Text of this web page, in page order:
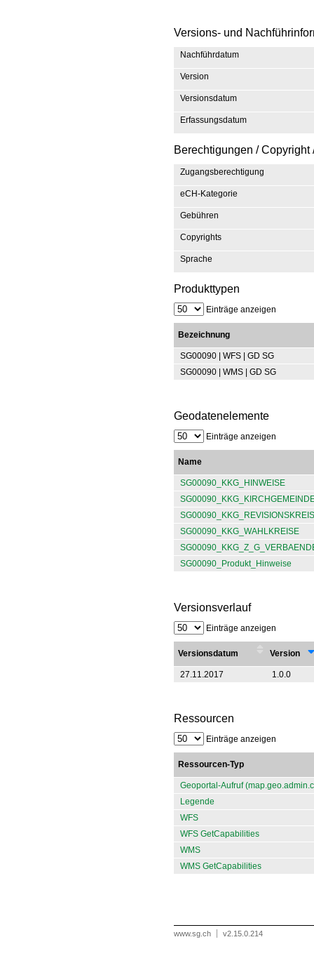
Versions- und
Nachführdatum
Version
Versionsdatum
Erfassungsdatum
Berechtigungen / Copyright
Zugangsberechtigung
eCH-Kategorie
Gebühren
Copyrights
Sprache
Produkttypen
Einträge anzeigen
Bezeichnung
SG00090 | WFS | GD SG
SG00090 | WMS | GD SG
Geodatenelemente
Einträge anzeigen
Name
SG00090_KKG_HINWEISE
SG00090_KKG_WAHLKREISE
SG00090_Produkt_Hinweise
Versionsverlauf
Einträge anzeigen
Versionsdatum Version
27.11.2017 1.0.0
Ressourcen
Einträge anzeigen
Ressourcen-Typ
Geoportal-Aufruf
Legende
WFS
WFS GetCapabilities
WMS
WMS GetCapabilities
www.sg.ch v2.15.0.214